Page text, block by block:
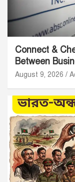
Connect &
Between
August 9, 2026